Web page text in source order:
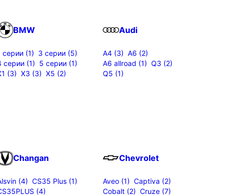
BMW
серии (1) 3 серии (5)
серии (1) 5 серии (1)
(3) X3 (3) X5 (2)
Audi
A4 (3) A6 (2)
A6 allroad (1) Q3 (2)
Q5 (1)
Changan
(4) CS35 Plus (1)
(4)
Chevrolet
Aveo (1) Captiva (2)
Cobalt (2) Cruze (7)